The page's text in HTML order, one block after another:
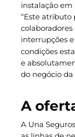
instalação em
“Este atributo
interrupções
condições
e
do negócio da
A
A Una